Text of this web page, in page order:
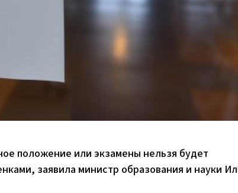
положение или экзамены нельзя будет
заявила министр образования и науки